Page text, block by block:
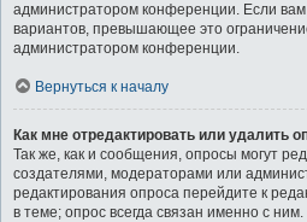
администратором конференции. Если вам
вариантов, превышающее это
администратором конференции.
Вернуться к началу
Как мне отредактировать или удалить
Так же, как и сообщения, опросы могут
создателями, модераторами или
редактирования опроса перейдите к
в теме; опрос всегда связан именно с